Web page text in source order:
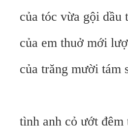
của tóc vừa gội dầu
của em thuở mới
của trăng mười tám
tình anh cỏ ướt đêm